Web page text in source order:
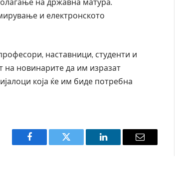
на државна матура.
и електронското
наставници, студенти и
на новинарите да им изразат
која ќе им биде потребна
Facebook Twitter LinkedIn Email